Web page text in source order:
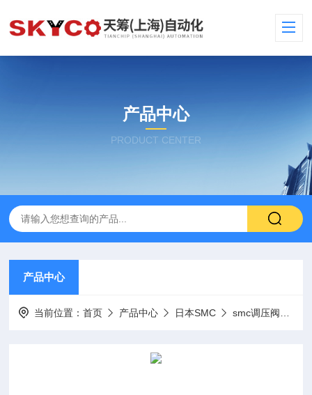
产品中心
PRODUCT CENTER
产品中心
当前位置：首页 产品中心 日本SMC smc调压阀